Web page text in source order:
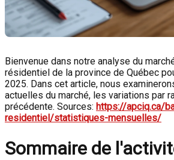
Bienvenue dans notre analyse du
résidentiel de la province de Québec
2025. Dans cet article, nous
actuelles du marché, les variations par
précédente. Sources: https://apciq.ca/
residentiel/statistiques-mensuelles/
Sommaire de